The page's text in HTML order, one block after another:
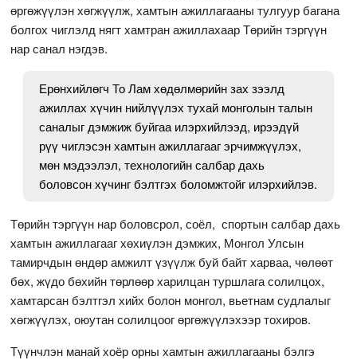
өргөжүүлэн хөгжүүлж, хамтын ажиллагааны тулгуур багана
болгох чиглэлд нягт хамтран ажиллахаар Төрийн тэргүүн
нар санал нэгдэв.
Ерөнхийлөгч То Лам хөдөлмөрийн зах зээлд
ажиллах хүчин нийлүүлэх тухай монголын талын
саналыг дэмжиж буйгаа илэрхийлээд, ирээдүй
рүү чиглэсэн хамтын ажиллагааг эрчимжүүлэх,
мөн мэдээлэл, технологийн салбар дахь
боловсон хүчинг бэлтгэх боломжтойг илэрхийлэв.
Төрийн тэргүүн нар боловсрол, соёл, спортын салбар дахь
хамтын ажиллагааг хөхиүлэн дэмжих, Монгол Улсын
тамирчдын өндөр амжилт үзүүлж буй байт харваа, чөлөөт
бөх, жүдо бөхийн төрлөөр харилцан туршлага солилцох,
хамтарсан бэлтгэл хийх болон монгол, вьетнам судлалыг
хөгжүүлэх, оюутан солилцоог өргөжүүлэхээр тохиров.
Түүнчлэн манай хоёр орны хамтын ажиллагааны бэлгэ